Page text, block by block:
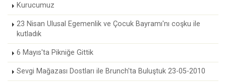
Kurucumuz
23 Nisan Ulusal Egemenlik ve Çocuk Bayramı'nı coşku ile
kutladık
6 Mayıs'ta Pikniğe Gittik
Sevgi Mağazası Dostları ile Brunch'ta Buluştuk 23-05-2010